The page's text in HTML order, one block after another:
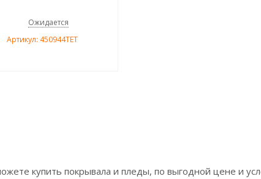
Ожидается
Артикул: 450944TET
купить покрывала и пледы, по выгодной цене и